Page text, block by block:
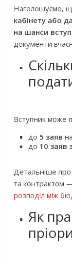
Наголошуємо,
кабінету або
на шанси
документи
Вступник може
до 5 заяв
до 10 заяв
Детальніше про
та контрактом
розподіл між
Як